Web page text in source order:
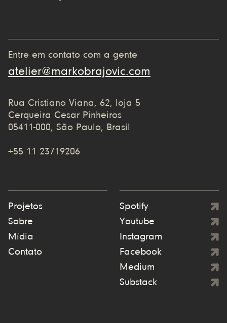
Entre em contato com a gente
atelier@markobrajovic.com
Rua Cristiano Viana, 62, loja 5
Cerqueira Cesar Pinheiros
05411-000, São Paulo, Brasil
+55 11 23719206
Projetos
Sobre
Mídia
Contato
Spotify
Youtube
Instagram
Facebook
Medium
Substack